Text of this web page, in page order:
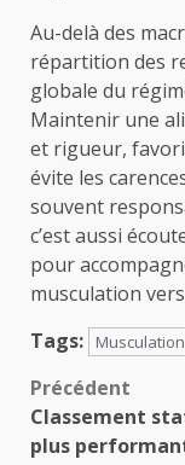
Au-delà des
répartition des
globale du
Maintenir une
et rigueur,
évite les
souvent
c’est aussi
pour
musculation
Tags:
Musculation
Navigation
d’article
Précédent
Classement
plus